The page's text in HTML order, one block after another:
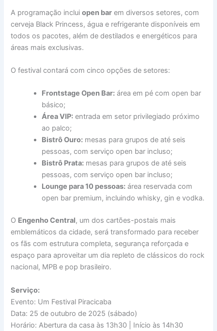
A programação incluiopen bar em diversos setores, com
cerveja Black Princess, água e refrigerante disponíveis em
todos os pacotes, além de destilados e energéticos para
áreas mais exclusivas.
O festival contará com cinco opções de setores:
Frontstage Open Bar: área em pé com open bar
básico;
Área VIP: entrada em setor privilegiado próximo
ao palco;
Bistrô Ouro: mesas para grupos de até seis
pessoas, com serviço open bar incluso;
Bistrô Prata: mesas para grupos de até seis
pessoas, com serviço open bar incluso;
Lounge para 10 pessoas: área reservada com
open bar premium, incluindo whisky, gin e vodka.
O Engenho Central, um dos cartões-postais mais
emblemáticos da cidade, será transformado para receber
os fãs com estrutura completa, segurança reforçada e
espaço para aproveitar um dia repleto de clássicos do rock
nacional, MPB e pop brasileiro.
Serviço:
Evento: Um Festival Piracicaba
Data: 25 de outubro de 2025 (sábado)
Horário: Abertura da casa às 13h30 | Início às 14h30